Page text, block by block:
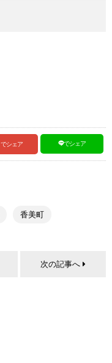
でシェア でシェア
香美町
次の記事へ